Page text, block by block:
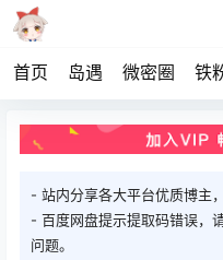
首页 岛遇 微密圈 铁
- 站内分享各大平台优质博主
- 百度网盘提示提取码错误，
问题。